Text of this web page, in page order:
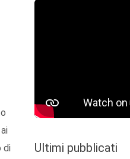
di
Ultimi pubblicati